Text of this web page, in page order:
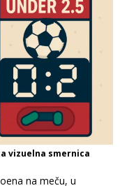
vizuelna smernica
na meču, u